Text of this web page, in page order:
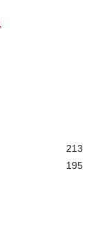
213
195